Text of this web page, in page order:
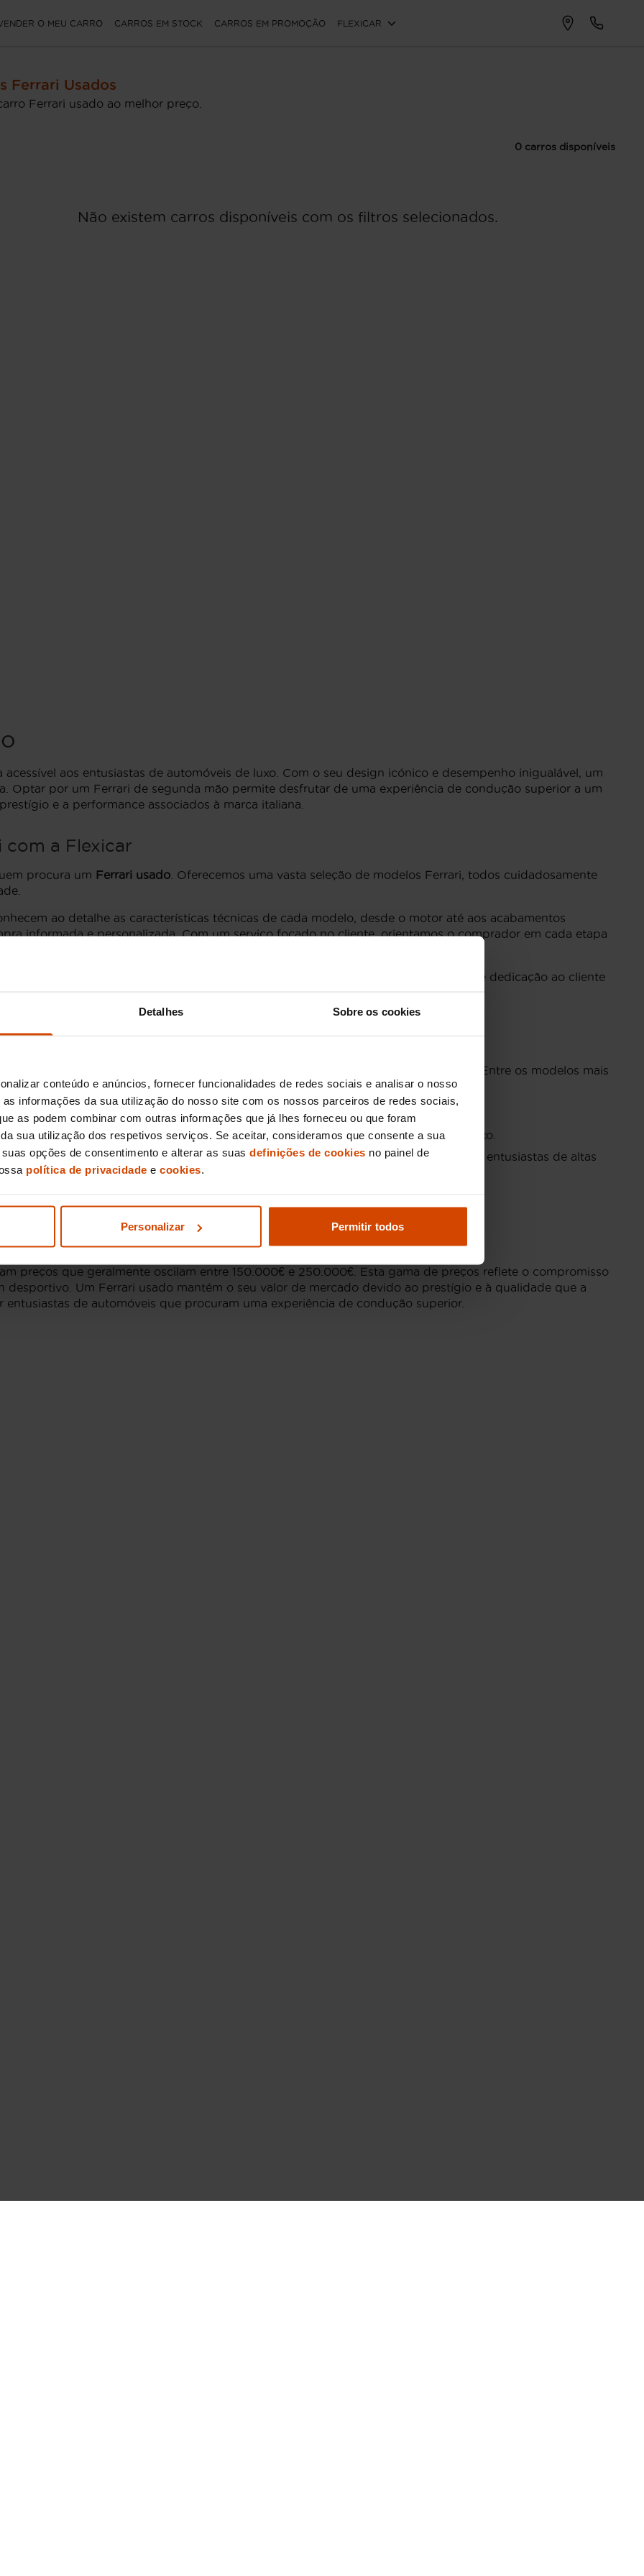
Detalhes Sobre os cookies
conteúdo e anúncios, fornecer funcionalidades de redes sociais e analisar o nosso
as informações da sua utilização do nosso site com os nossos parceiros de redes sociais,
as podem combinar com outras informações que já lhes forneceu ou que foram
sua utilização dos respetivos serviços. Se aceitar, consideramos que consente a sua
opções de consentimento e alterar as suas definições de cookies no painel de
política de privacidade e cookies.
Personalizar Permitir todos
O MEU CARRO CARROS EM STOCK CARROS EM PROMOÇÃO FLEXICAR
Ferrari Usados
Ferrari usado ao melhor preço.
0 carros disponíveis
Não existem carros disponíveis com os filtros selecionados.
aos entusiastas de automóveis de luxo. Com o seu design icónico e desempenho inigualável, um
Optar por um Ferrari de segunda mão permite desfrutar de uma experiência de condução superior a um
e a performance associados à marca italiana.
com a Flexicar
procura um Ferrari usado . Oferecemos uma vasta seleção de modelos Ferrari, todos cuidadosamente
ao detalhe as características técnicas de cada modelo, desde o motor até aos acabamentos
informada e personalizada. Com um serviço focado no cliente, orientamos o comprador em cada etapa
confiança na aquisição do seu Ferrari de sonho. A nossa reputação de excelência e dedicação ao cliente
investir num Ferrari usado com segurança e máxima satisfação.
modelos icónicos que continuam a impressionar pela sua estética e engenharia. Entre os modelos mais
V8 turbo, oferecendo uma combinação perfeita de potência e manuseabilidade.
e versatilidade, é uma escolha popular para quem procura um roadster de luxo.
aspirado, este carro é um exemplo clássico da engenharia Ferrari, ideal para os entusiastas de altas
pela sua aerodinâmica refinada e experiência de condução emocionante.
em Portugal
preços que geralmente oscilam entre 150.000€ e 250.000€. Esta gama de preços reflete o compromisso
desportivo. Um Ferrari usado mantém o seu valor de mercado devido ao prestígio e à qualidade que a
de automóveis que procuram uma experiência de condução superior.